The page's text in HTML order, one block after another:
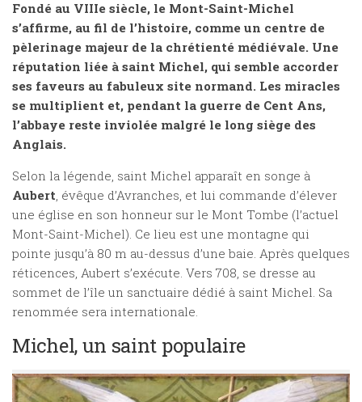
Fondé au VIIIe siècle, le Mont-Saint-Michel
s’affirme, au fil de l’histoire, comme un centre de
pèlerinage majeur de la chrétienté médiévale. Une
réputation liée à saint Michel, qui semble accorder
ses faveurs au fabuleux site normand. Les miracles
se multiplient et, pendant la guerre de Cent Ans,
l’abbaye reste inviolée malgré le long siège des
Anglais.
Selon la légende, saint Michel apparaît en songe à
Aubert, évêque d’Avranches, et lui commande d’élever
une église en son honneur sur le Mont Tombe (l’actuel
Mont-Saint-Michel). Ce lieu est une montagne qui
pointe jusqu’à 80 m au-dessus d’une baie. Après quelques
réticences, Aubert s’exécute. Vers 708, se dresse au
sommet de l’île un sanctuaire dédié à saint Michel. Sa
renommée sera internationale.
Michel, un saint populaire